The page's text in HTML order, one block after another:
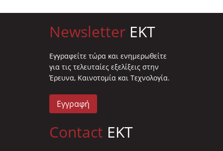
Newsletter EKT
Eγγραφείτε τώρα και ενημερωθείτε
για τις τελευταίες εξελίξεις στην
Έρευνα, Καινοτομία και Τεχνολογία.
Εγγραφή
Contact EKT